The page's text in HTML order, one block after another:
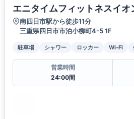
エニタイムフィットネスイ
南四日市駅から徒歩11分
三重県四日市市泊小柳町4-5 1F
駐車場 シャワー ロッカー Wi-Fi
営業時間
24:00間